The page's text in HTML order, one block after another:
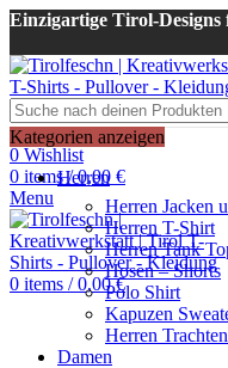
Einzigartige Tirol-
Login / Register
0 Wishlist
0 items / 0,00 €
Menu
0 items / 0,00€
Kategorien anzeigen
Herren
Herren Jacken
Herren T-Shirt
Herren Tank
Hosen – Shorts
Polo Shirt
Kapuzen
Herren
Damen